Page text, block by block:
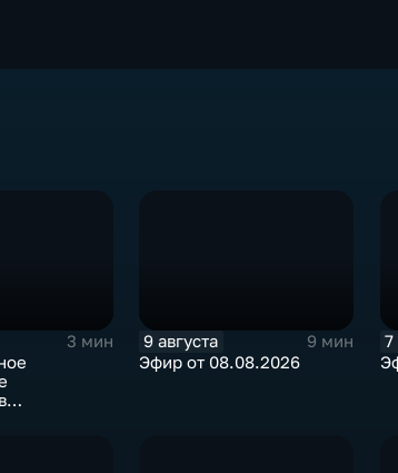
3 мин
9 августа
9 мин
Эфир от 08.08.2026
7